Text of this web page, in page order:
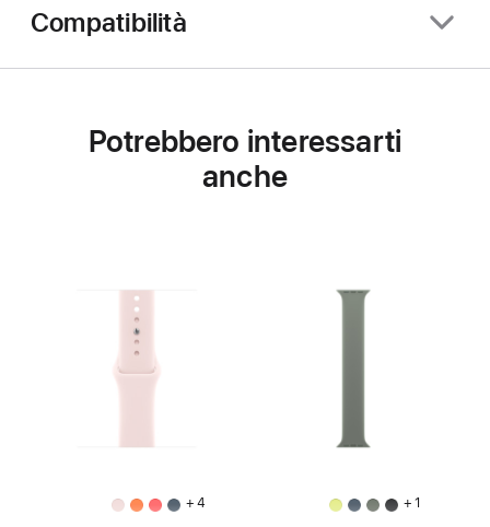
Compatibilità
Potrebbero interessarti
anche
+ 4 + 1